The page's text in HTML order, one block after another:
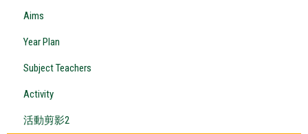
Aims
Year Plan
Subject Teachers
Activity
活動剪影2